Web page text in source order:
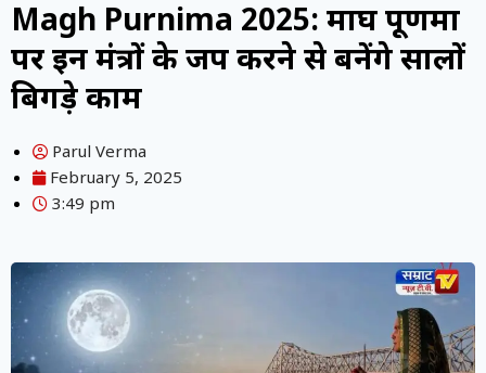
Magh Purnima 2025: माघ पूर्णिमा
पर इन मंत्रों के जप करने से बनेंगे सालों
बिगड़े काम
Parul Verma
February 5, 2025
3:49 pm